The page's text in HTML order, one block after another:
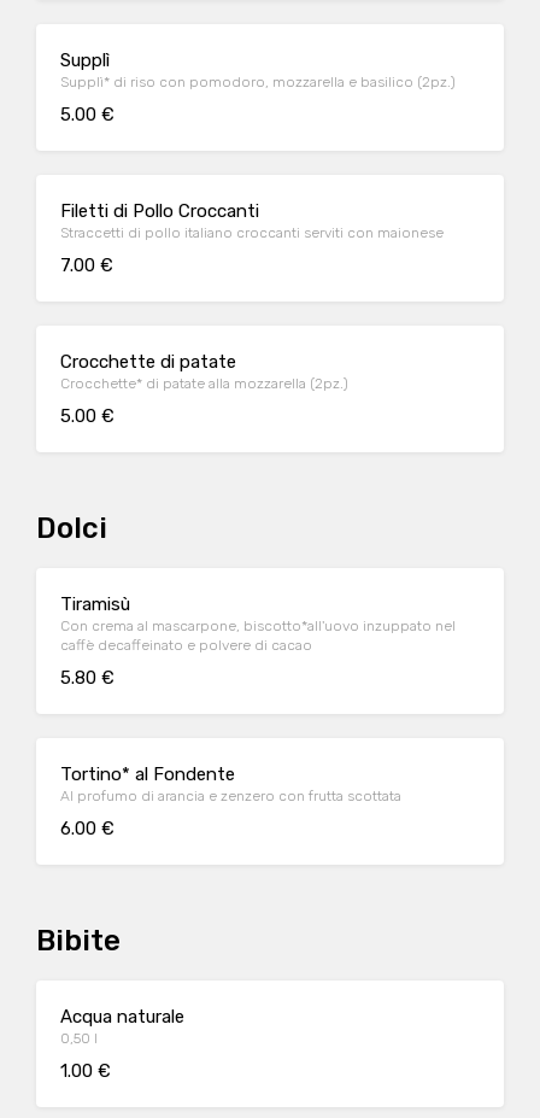
Supplì
Supplì* di riso con pomodoro, mozzarella e basilico (2pz.)
5.00 €
Filetti di Pollo Croccanti
Straccetti di pollo italiano croccanti serviti con maionese
7.00 €
Crocchette di patate
Crocchette* di patate alla mozzarella (2pz.)
5.00 €
Dolci
Tiramisù
Con crema al mascarpone, biscotto*all'uovo inzuppato nel
caffè decaffeinato e polvere di cacao
5.80 €
Tortino* al Fondente
Al profumo di arancia e zenzero con frutta scottata
6.00 €
Bibite
Acqua naturale
0,50 l
1.00 €